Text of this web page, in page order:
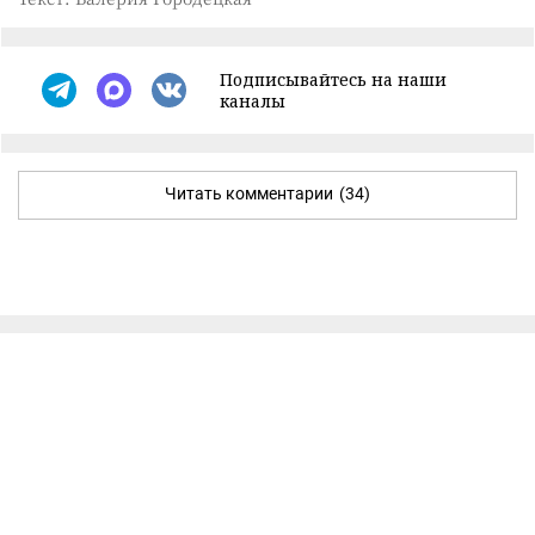
Подписывайтесь на наши
каналы
Читать комментарии (34)